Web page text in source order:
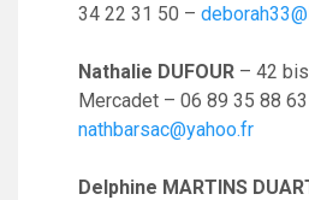
34 22 31 50 –
Nathalie DUFOUR – 42
Mercadet – 06 89 35 88
nathbarsac@yahoo.fr
Delphine MARTINS